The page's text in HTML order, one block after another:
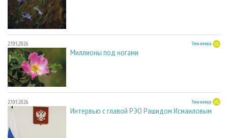
27.05.2026 Тема номера
Миллионы под ногами
27.05.2026 Тема номера
Интервью с главой РЭО Рашидом Исмаиловым